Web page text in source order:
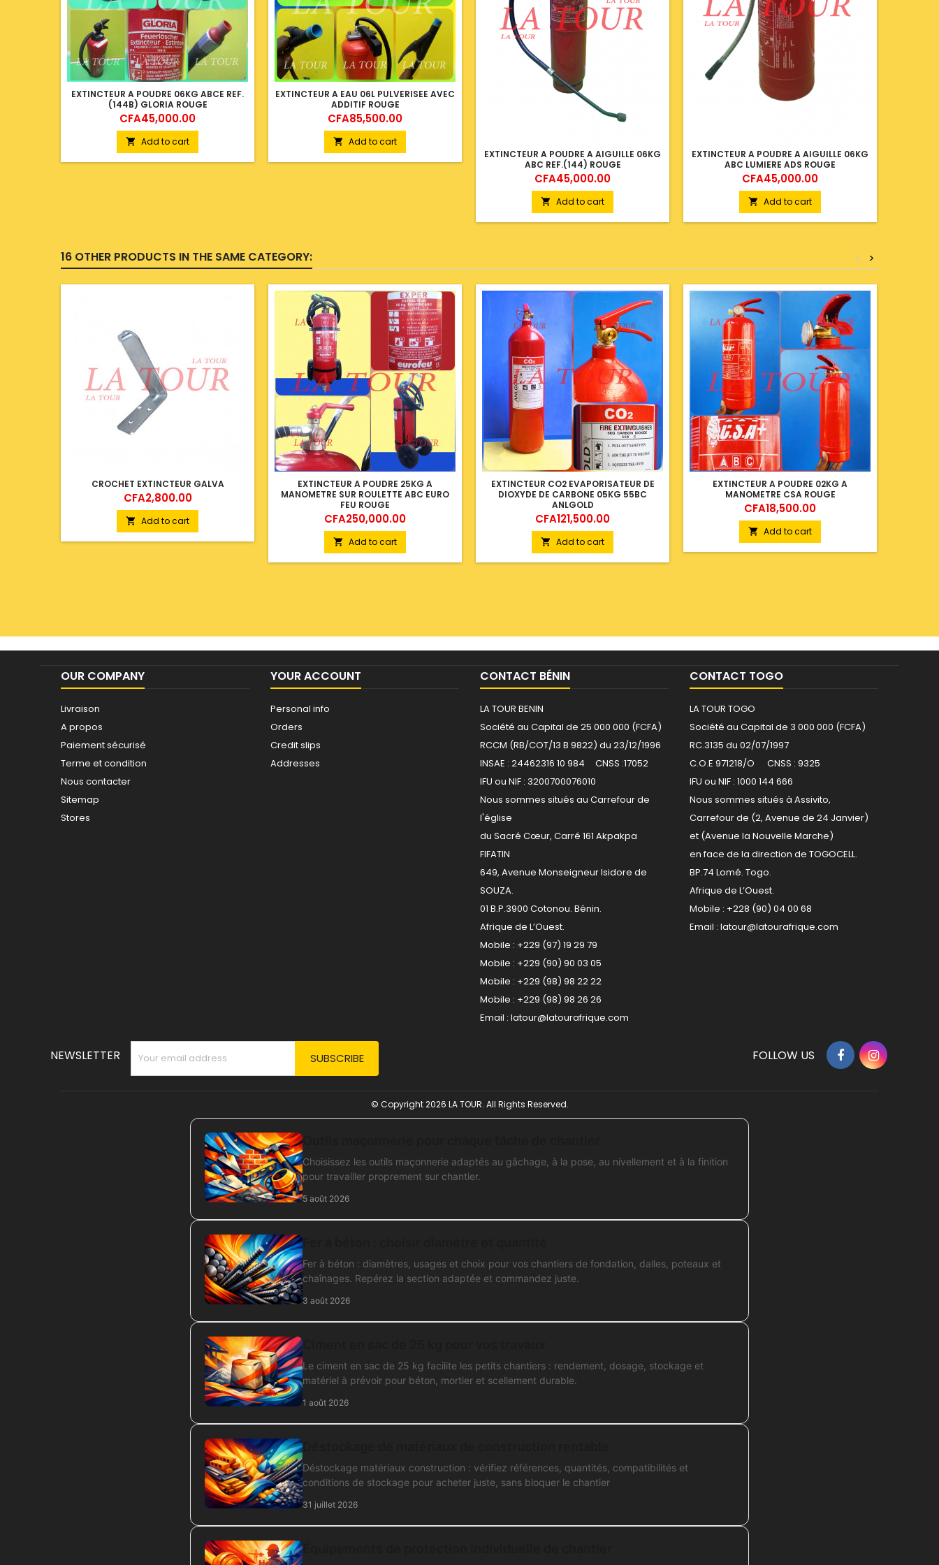
EXTINCTEUR A POUDRE 06KG ABCE REF.
(144B) GLORIA ROUGE
Price
CFA45,000.00
 Add to cart
EXTINCTEUR A EAU 06L PULVERISEE AVEC
ADDITIF ROUGE
Price
CFA85,500.00
 Add to cart
EXTINCTEUR A POUDRE A AIGUILLE 06KG
ABC REF.(144) ROUGE
Price
CFA45,000.00
 Add to cart
EXTINCTEUR A POUDRE A AIGUILLE 06KG
ABC LUMIERE ADS ROUGE
Price
CFA45,000.00
 Add to cart
16 OTHER PRODUCTS IN THE SAME CATEGORY: >
<
CROCHET EXTINCTEUR GALVA
Price
CFA2,800.00
 Add to cart
EXTINCTEUR A POUDRE 25KG A
MANOMETRE SUR ROULETTE ABC EURO
FEU ROUGE
Price
CFA250,000.00
 Add to cart
EXTINCTEUR CO2 EVAPORISATEUR DE
DIOXYDE DE CARBONE 05KG 55BC
ANLGOLD
Price
CFA121,500.00
 Add to cart
EXTINCTEUR A POUDRE 02KG A
MANOMETRE CSA ROUGE
Price
CFA18,500.00
 Add to cart
OUR COMPANY
Livraison
A propos
Paiement sécurisé
Terme et condition
Nous contacter
Sitemap
Stores
YOUR ACCOUNT
Personal info
Orders
Credit slips
Addresses
CONTACT BÉNIN
LA TOUR BENIN
Société au Capital de 25 000 000 (FCFA)
RCCM (RB/COT/13 B 9822) du 23/12/1996
INSAE : 24462316 10 984 CNSS :17052
IFU ou NIF : 3200700076010
Nous sommes situés au Carrefour de
l'église
du Sacré Cœur, Carré 161 Akpakpa
FIFATIN
649, Avenue Monseigneur Isidore de
SOUZA.
01 B.P.3900 Cotonou. Bénin.
Afrique de L’Ouest.
Mobile : +229 (97) 19 29 79
Mobile : +229 (90) 90 03 05
Mobile : +229 (98) 98 22 22
Mobile : +229 (98) 98 26 26
Email : latour@latourafrique.com
CONTACT TOGO
LA TOUR TOGO
Société au Capital de 3 000 000 (FCFA)
RC.3135 du 02/07/1997
C.O.E 971218/O CNSS : 9325
IFU ou NIF : 1000 144 666
Nous sommes situés à Assivito,
Carrefour de (2, Avenue de 24 Janvier)
et (Avenue la Nouvelle Marche)
en face de la direction de TOGOCELL.
BP.74 Lomé. Togo.
Afrique de L’Ouest.
Mobile : +228 (90) 04 00 68
Email : latour@latourafrique.com
NEWSLETTER FOLLOW US
© Copyright 2026 LA TOUR. All Rights Reserved.
Choisissez les outils maçonnerie adaptés au gâchage, à la pose, au nivellement et à la finition
pour travailler proprement sur chantier.
5 août 2026
Fer à béton : diamètres, usages et choix pour vos chantiers de fondation, dalles, poteaux et
chaînages. Repérez la section adaptée et commandez juste.
3 août 2026
Le ciment en sac de 25 kg facilite les petits chantiers : rendement, dosage, stockage et
matériel à prévoir pour béton, mortier et scellement durable.
1 août 2026
Déstockage matériaux construction : vérifiez références, quantités, compatibilités et
conditions de stockage pour acheter juste, sans bloquer le chantier
31 juillet 2026